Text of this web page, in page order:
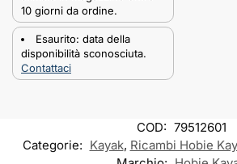
10 giorni da ordine.
Esaurito: data della
disponibilità sconosciuta.
Contattaci
COD: 79512601
Categorie: Kayak, Ricambi Hobie